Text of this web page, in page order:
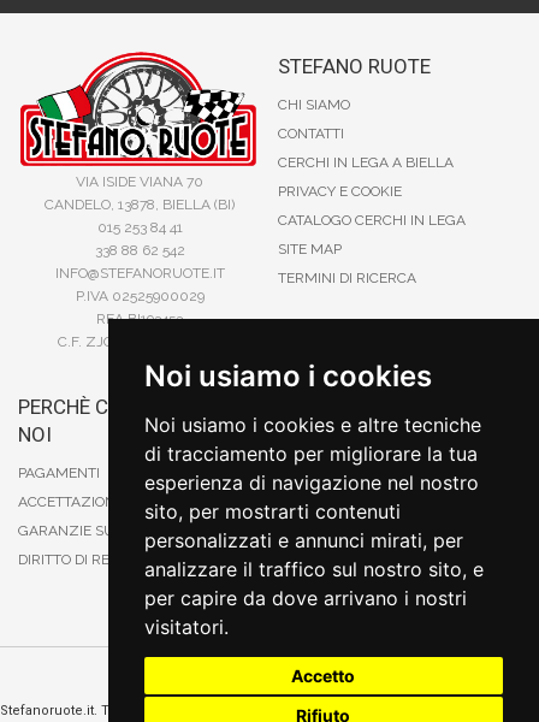
Noi usiamo i cookies
Noi usiamo i cookies e altre tecniche
di tracciamento per migliorare la tua
esperienza di navigazione nel nostro
sito, per mostrarti contenuti
personalizzati e annunci mirati, per
analizzare il traffico sul nostro sito, e
per capire da dove arrivano i nostri
visitatori.
Accetto
Rifiuto
VIA ISIDE VIANA 70
CANDELO, 13878, BIELLA (BI)
015 253 84 41
338 88 62 542
INFO@STEFANORUOTE.IT
P.IVA 02525900029
REA BI193453
C.F. ZJOSFN73H14A859X
STEFANO RUOTE
CHI SIAMO
CONTATTI
CERCHI IN LEGA A BIELLA
PRIVACY E COOKIE
CATALOGO CERCHI IN LEGA
SITE MAP
TERMINI DI RICERCA
PERCHÈ COMPRARE DA
NOI
PAGAMENTI
ACCETTAZIONE DEGLI ORDINI
GARANZIE SUI PRODOTTI
DIRITTO DI RECESSO
CARTA DI CREDITO
PAYPAL
CONTRASSEGNO
POSTEPAY
Cambia preferenze sui cookie
Stefanoruote.it. Tutti i diritti riservati. E' vietata la riproduzione anche parziali. Prezzi e